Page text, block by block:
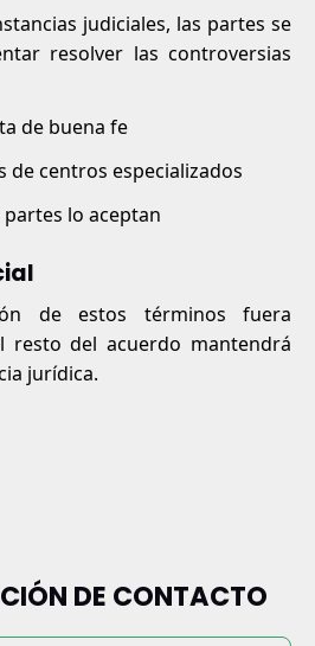
judiciales, las partes se
resolver las controversias
de buena fe
de centros especializados
lo aceptan
de estos términos fuera
resto del acuerdo mantendrá
jurídica.
DE CONTACTO